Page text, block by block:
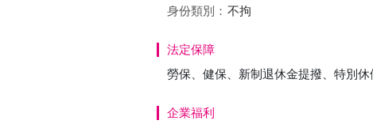
身份類別： 不拘
法定保障
勞保、健保、新制退休金提撥、特別
企業福利